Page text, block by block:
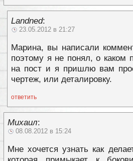
Landned:
23.05.2012 в 21:27
Марина, вы написали
поэтому я не понял, о каком
на пост и я пришлю вам
чертеж, или деталировку.
ответить
Михаил:
08.08.2012 в 15:24
Мне хочется узнать как